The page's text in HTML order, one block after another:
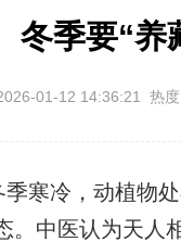
冬季要“养
01-12 14:36:21 热
季寒冷，动植物
。中医认为天人